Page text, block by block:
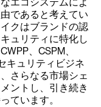
であると考えてい
クはブランドの認
ュリティに特化し
、CSPM、
キュリティビジネ
さらなる市場シェ
ントし、引き続き
ています。